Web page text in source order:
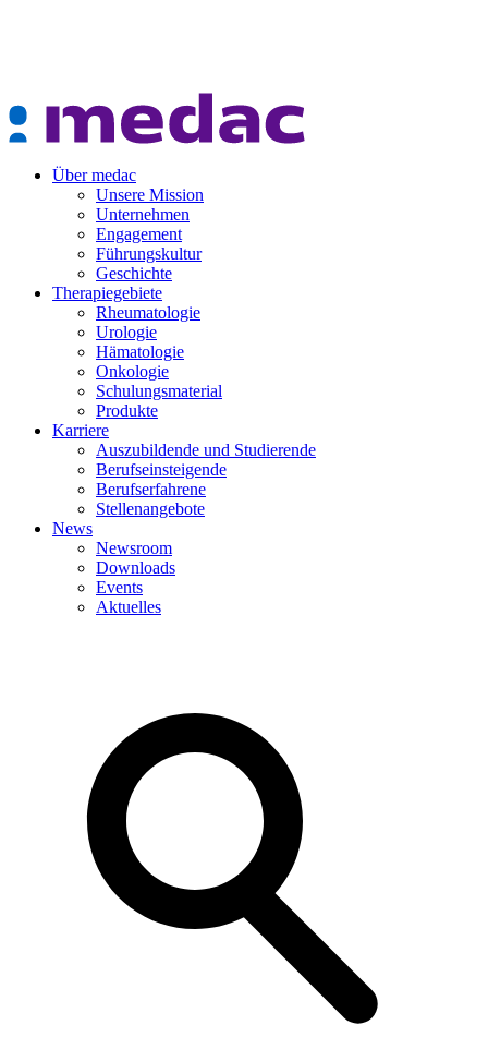
Über medac
Unsere Mission
Unternehmen
Engagement
Führungskultur
Geschichte
Therapiegebiete
Rheumatologie
Urologie
Hämatologie
Onkologie
Schulungsmaterial
Produkte
Karriere
Auszubildende und Studierende
Berufseinsteigende
Berufserfahrene
Stellenangebote
News
Newsroom
Downloads
Events
Aktuelles